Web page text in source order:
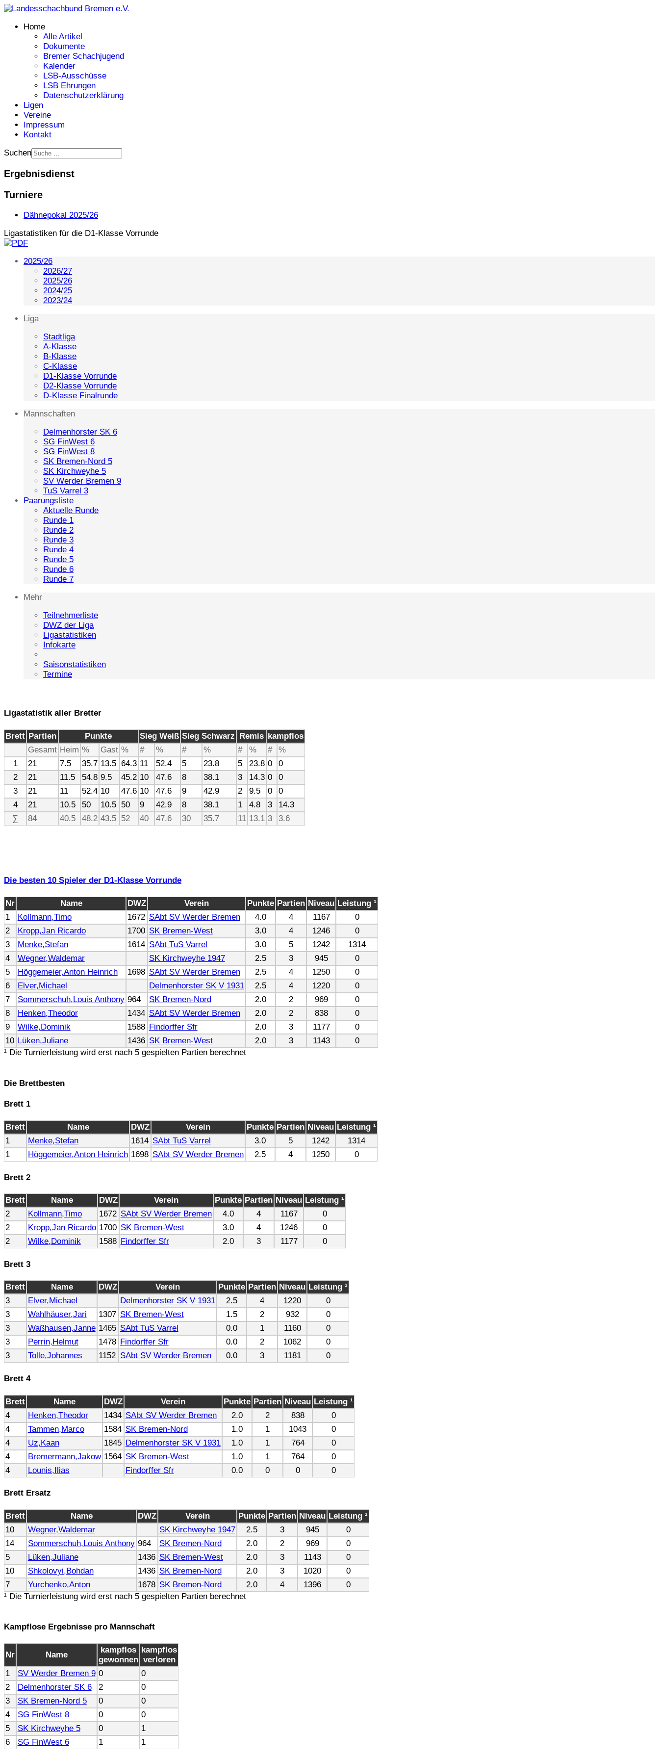
Home
Alle Artikel
Dokumente
Bremer Schachjugend
Kalender
LSB-Ausschüsse
LSB Ehrungen
Datenschutzerklärung
Ligen
Vereine
Impressum
Kontakt
Suchen
Ergebnisdienst
Turniere
Dähnepokal 2025/26
Ligastatistiken für die D1-Klasse Vorrunde
2025/26
2026/27
2025/26
2024/25
2023/24
Liga
Stadtliga
A-Klasse
B-Klasse
C-Klasse
D1-Klasse Vorrunde
D2-Klasse Vorrunde
D-Klasse Finalrunde
Mannschaften
Delmenhorster SK 6
SG FinWest 6
SG FinWest 8
SK Bremen-Nord 5
SK Kirchweyhe 5
SV Werder Bremen 9
TuS Varrel 3
Paarungsliste
Aktuelle Runde
Runde 1
Runde 2
Runde 3
Runde 4
Runde 5
Runde 6
Runde 7
Mehr
Teilnehmerliste
DWZ der Liga
Ligastatistiken
Infokarte
Saisonstatistiken
Termine
Ligastatistik aller Bretter
Brett Partien Punkte Sieg Weiß Sieg Schwarz Remis kampflos
Gesamt Heim % Gast % # % # % # % #
%
1
21 7.5 35.7 13.5 64.3 11 52.4 5 23.8 5 23.8 0
0
2
21 11.5 54.8 9.5 45.2 10 47.6 8 38.1 3 14.3 0
0
3
21 11 52.4 10 47.6 10 47.6 9 42.9 2 9.5 0
0
4
21 10.5 50 10.5 50 9 42.9 8 38.1 1 4.8 3
14.3
∑
84 40.5 48.2 43.5 52 40 47.6 30 35.7 11 13.1 3 3.6
Die besten 10 Spieler der D1-Klasse Vorrunde
Nr Name DWZ Verein Punkte Partien Niveau Leistung ¹
1
Kollmann,Timo 1672 SAbt SV Werder Bremen 4.0 4 1167
0
2
Kropp,Jan Ricardo 1700 SK Bremen-West 3.0 4 1246
0
3
Menke,Stefan 1614 SAbt TuS Varrel 3.0 5 1242
1314
4
Wegner,Waldemar SK Kirchweyhe 1947 2.5 3 945
0
5
Höggemeier,Anton Heinrich 1698 SAbt SV Werder Bremen 2.5 4 1250
0
6
Elver,Michael Delmenhorster SK V 1931 2.5 4 1220
0
7
Sommerschuh,Louis Anthony 964 SK Bremen-Nord 2.0 2 969
0
8
Henken,Theodor 1434 SAbt SV Werder Bremen 2.0 2 838
0
9
Wilke,Dominik 1588 Findorffer Sfr 2.0 3 1177
0
10 Lüken,Juliane 1436 SK Bremen-West 2.0 3 1143
0
¹ Die Turnierleistung wird erst nach 5 gespielten Partien berechnet
Die Brettbesten
Brett 1
Brett Name DWZ Verein Punkte Partien Niveau Leistung ¹
1
Menke,Stefan 1614 SAbt TuS Varrel 3.0 5 1242
1314
1
Höggemeier,Anton Heinrich 1698 SAbt SV Werder Bremen 2.5 4 1250 0
Brett 2
Brett Name DWZ Verein Punkte Partien Niveau Leistung ¹
2
Kollmann,Timo 1672 SAbt SV Werder Bremen 4.0 4 1167
0
2
Kropp,Jan Ricardo 1700 SK Bremen-West 3.0 4 1246
0
2
Wilke,Dominik 1588 Findorffer Sfr 2.0 3 1177 0
Brett 3
Brett Name DWZ Verein Punkte Partien Niveau Leistung ¹
3
Elver,Michael Delmenhorster SK V 1931 2.5 4 1220
0
3
Wahlhäuser,Jari 1307 SK Bremen-West 1.5 2 932
0
3
Waßhausen,Janne 1465 SAbt TuS Varrel 0.0 1 1160
0
3
Perrin,Helmut 1478 Findorffer Sfr 0.0 2 1062
0
3
Tolle,Johannes 1152 SAbt SV Werder Bremen 0.0 3 1181 0
Brett 4
Brett Name DWZ Verein Punkte Partien Niveau Leistung ¹
4
Henken,Theodor 1434 SAbt SV Werder Bremen 2.0 2 838
0
4
Tammen,Marco 1584 SK Bremen-Nord 1.0 1 1043
0
4
Uz,Kaan 1845 Delmenhorster SK V 1931 1.0 1 764
0
4
Bremermann,Jakow 1564 SK Bremen-West 1.0 1 764
0
4
Lounis,Ilias Findorffer Sfr 0.0 0 0 0
Brett Ersatz
Brett Name DWZ Verein Punkte Partien Niveau Leistung ¹
10
Wegner,Waldemar SK Kirchweyhe 1947 2.5 3 945
0
14
Sommerschuh,Louis Anthony 964 SK Bremen-Nord 2.0 2 969
0
5
Lüken,Juliane 1436 SK Bremen-West 2.0 3 1143
0
10
Shkolovyi,Bohdan 1436 SK Bremen-Nord 2.0 3 1020
0
7
Yurchenko,Anton 1678 SK Bremen-Nord 2.0 4 1396
0
¹ Die Turnierleistung wird erst nach 5 gespielten Partien berechnet
Kampflose Ergebnisse pro Mannschaft
Nr Name
kampflos
gewonnen
kampflos
verloren
1
SV Werder Bremen 9 0
0
2
Delmenhorster SK 6 2
0
3
SK Bremen-Nord 5 0
0
4
SG FinWest 8 0
0
5
SK Kirchweyhe 5 0
1
6
SG FinWest 6 1 1